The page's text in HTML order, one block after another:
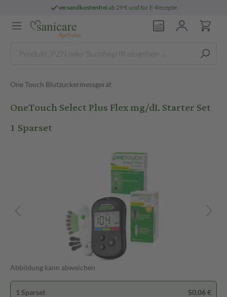
versandkostenfreiab 29 € und für E-Rezepte
One Touch Blutzuckermessgerät
OneTouch Select Plus Flex mg/dL Starter Set
1 Sparset
Abbildung kann abweichen
1 Sparset 50,06 €